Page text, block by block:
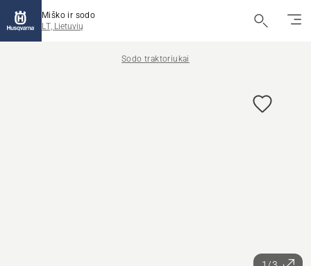
Miško ir sodo
LT, Lietuvių
Sodo traktoriukai